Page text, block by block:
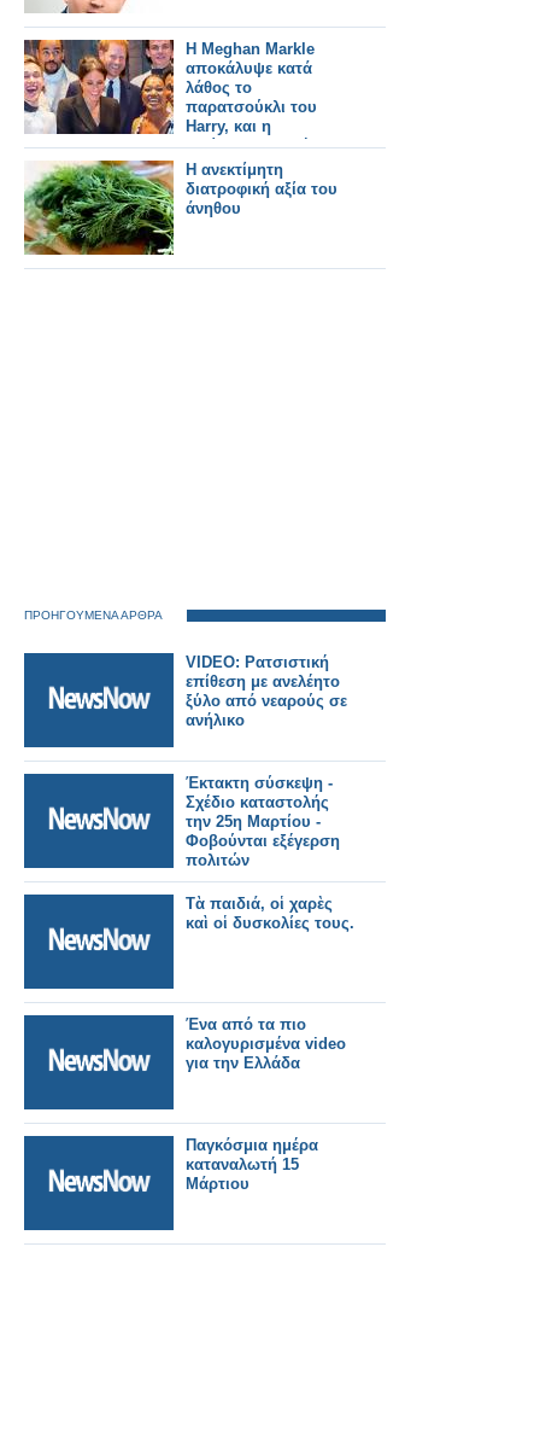
Η Meghan Markle
αποκάλυψε κατά
λάθος το
παρατσούκλι του
Harry, και η
αντίδραση της ήταν
ανεκτίμητη
Η ανεκτίμητη
διατροφική αξία του
άνηθου
ΠΡΟΗΓΟΥΜΕΝΑ ΑΡΘΡΑ
VIDEO: Ρατσιστική
επίθεση με ανελέητο
ξύλο από νεαρούς σε
ανήλικο
Έκτακτη σύσκεψη -
Σχέδιο καταστολής
την 25η Μαρτίου -
Φοβούνται εξέγερση
πολιτών
Τὰ παιδιά, οἱ χαρὲς
καὶ οἱ δυσκολίες τους.
Ένα από τα πιο
καλογυρισμένα video
για την Ελλάδα
Παγκόσμια ημέρα
καταναλωτή 15
Μάρτιου